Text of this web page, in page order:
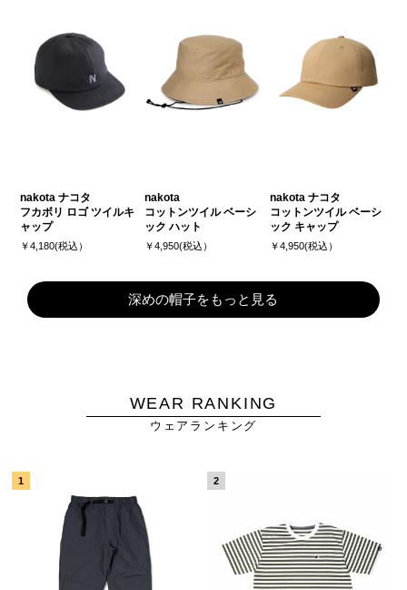
nakota ナコタ
フカボリ ロゴ ツイルキ
ャップ
￥4,180(税込）
nakota
コットンツイル ベーシ
ック ハット
￥4,950(税込）
nakota ナコタ
コットンツイル ベーシ
ック キャップ
￥4,950(税込）
深めの帽子をもっと見る
WEAR RANKING
ウェアランキング